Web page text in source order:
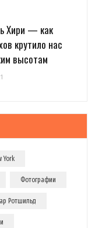
Хири — как
крутило нас
высотам
York
Фотографии
Ротшильд